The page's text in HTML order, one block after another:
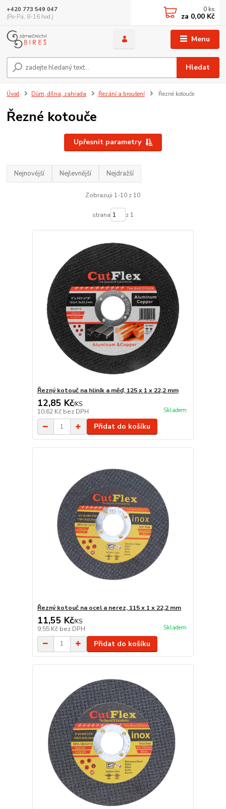
Menu
Hledat
+420 773 549 047
(Po-Pá, 8-16 hod.)
0 ks
za 0,00 Kč
Úvod Dům, dílna, zahrada Řezání a broušení Řezné kotouče
Řezné kotouče
Upřesnit parametry
Nejnovější Nejlevnější Nejdražší
Zobrazuji 1-10 z 10
strana z 1
Řezný kotouč na hliník a měď, 125 x 1 x 22,2 mm
12,85 Kč/KS
10,62 Kč bez DPH Skladem
Přidat do košíku
Řezný kotouč na ocel a nerez, 115 x 1 x 22,2 mm
11,55 Kč/KS
9,55 Kč bez DPH Skladem
Přidat do košíku